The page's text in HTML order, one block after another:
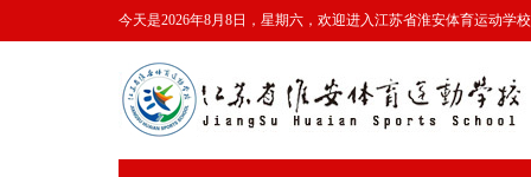
今天是2026年8月8日，星期六，欢迎进入江苏省淮安体育运动学